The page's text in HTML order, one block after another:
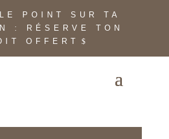
POINT SUR TA
: RÉSERVE TON
OFFERT